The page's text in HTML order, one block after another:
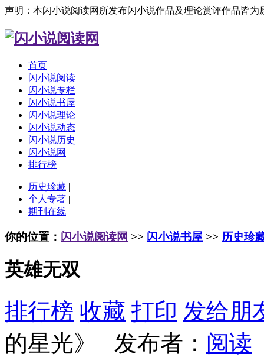
声明：本闪小说阅读网所发布闪小说作品及理论赏评作品皆
首页
闪小说阅读
闪小说专栏
闪小说书屋
闪小说理论
闪小说动态
闪小说历史
闪小说网
排行榜
历史珍藏 |
个人专著 |
期刊在线
你的位置： 闪小说阅读网 >> 闪小说书屋 >> 历史珍
英雄无双
排行榜 收藏 打印 发给朋
的星光》 发布者： 阅读